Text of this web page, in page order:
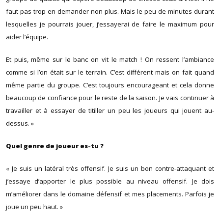
faut pas trop en demander non plus. Mais le peu de minutes durant
lesquelles je pourrais jouer, j’essayerai de faire le maximum pour
aider l’équipe.
Et puis, même sur le banc on vit le match ! On ressent l’ambiance
comme si l’on était sur le terrain. C’est différent mais on fait quand
même partie du groupe. C’est toujours encourageant et cela donne
beaucoup de confiance pour le reste de la saison. Je vais continuer à
travailler et à essayer de titiller un peu les joueurs qui jouent au-
dessus. »
Quel genre de joueur es-tu ?
« Je suis un latéral très offensif. Je suis un bon contre-attaquant et
j’essaye d’apporter le plus possible au niveau offensif. Je dois
m’améliorer dans le domaine défensif et mes placements. Parfois je
joue un peu haut. »